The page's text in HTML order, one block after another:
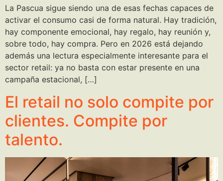
La Pascua sigue siendo una de esas fechas capaces de
activar el consumo casi de forma natural. Hay tradición,
hay componente emocional, hay regalo, hay reunión y,
sobre todo, hay compra. Pero en 2026 está dejando
además una lectura especialmente interesante para el
sector retail: ya no basta con estar presente en una
campaña estacional, […]
El retail no solo compite por
clientes. Compite por
talento.